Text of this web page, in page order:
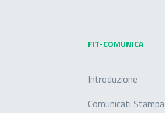
FIT-COMUNICA
Introduzione
Comunicati Stampa